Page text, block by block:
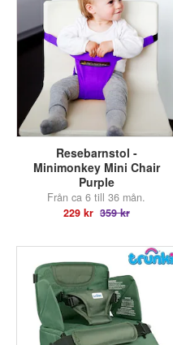
Resebarnstol -
Minimonkey Mini Chair
Purple
Från ca 6 till 36 mån.
229 kr 359 kr